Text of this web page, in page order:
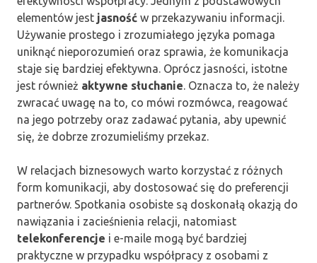
elementów jest jasność w przekazywaniu informacji.
Używanie prostego i zrozumiałego języka pomaga
uniknąć nieporozumień oraz sprawia, że komunikacja
staje się bardziej efektywna. Oprócz jasności, istotne
jest również aktywne słuchanie. Oznacza to, że należy
zwracać uwagę na to, co mówi rozmówca, reagować
na jego potrzeby oraz zadawać pytania, aby upewnić
się, że dobrze zrozumieliśmy przekaz.
W relacjach biznesowych warto korzystać z różnych
form komunikacji, aby dostosować się do preferencji
partnerów. Spotkania osobiste są doskonałą okazją do
nawiązania i zacieśnienia relacji, natomiast
telekonferencje i e-maile mogą być bardziej
praktyczne w przypadku współpracy z osobami z